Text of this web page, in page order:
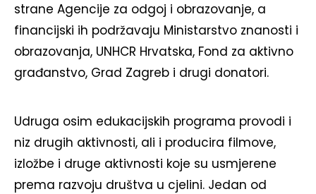
strane Agencije za odgoj i obrazovanje, a
financijski ih podržavaju Ministarstvo znanosti i
obrazovanja, UNHCR Hrvatska, Fond za aktivno
građanstvo, Grad Zagreb i drugi donatori.
Udruga osim edukacijskih programa provodi i
niz drugih aktivnosti, ali i producira filmove,
izložbe i druge aktivnosti koje su usmjerene
prema razvoju društva u cjelini. Jedan od